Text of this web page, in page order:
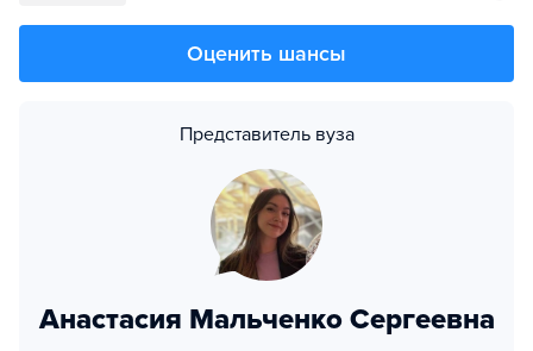
Оценить шансы
Представитель вуза
Анастасия Мальченко Сергеевна